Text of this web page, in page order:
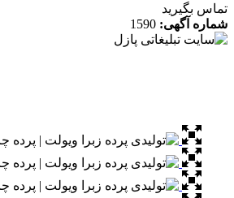
بگیرید
آگهی:1590